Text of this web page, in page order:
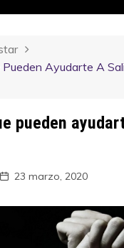
Pueden Ayudarte A
pueden
23 marzo, 2020